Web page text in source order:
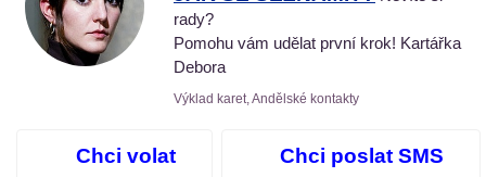
rady?
Pomohu vám udělat první krok! Kartářka
Debora
Výklad karet, Andělské kontakty
Chci volat Chci poslat SMS